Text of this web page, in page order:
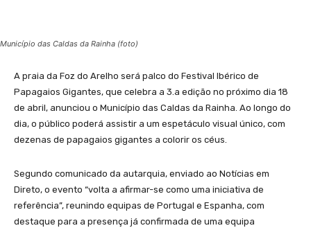
Município das Caldas da Rainha (foto)
A praia da Foz do Arelho será palco do Festival Ibérico de
Papagaios Gigantes, que celebra a 3.a edição no próximo dia 18
de abril, anunciou o Município das Caldas da Rainha. Ao longo do
dia, o público poderá assistir a um espetáculo visual único, com
dezenas de papagaios gigantes a colorir os céus.
Segundo comunicado da autarquia, enviado ao Notícias em
Direto, o evento “volta a afirmar-se como uma iniciativa de
referência”, reunindo equipas de Portugal e Espanha, com
destaque para a presença já confirmada de uma equipa